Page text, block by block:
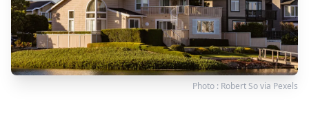
Photo : Robert Sovia Pexels